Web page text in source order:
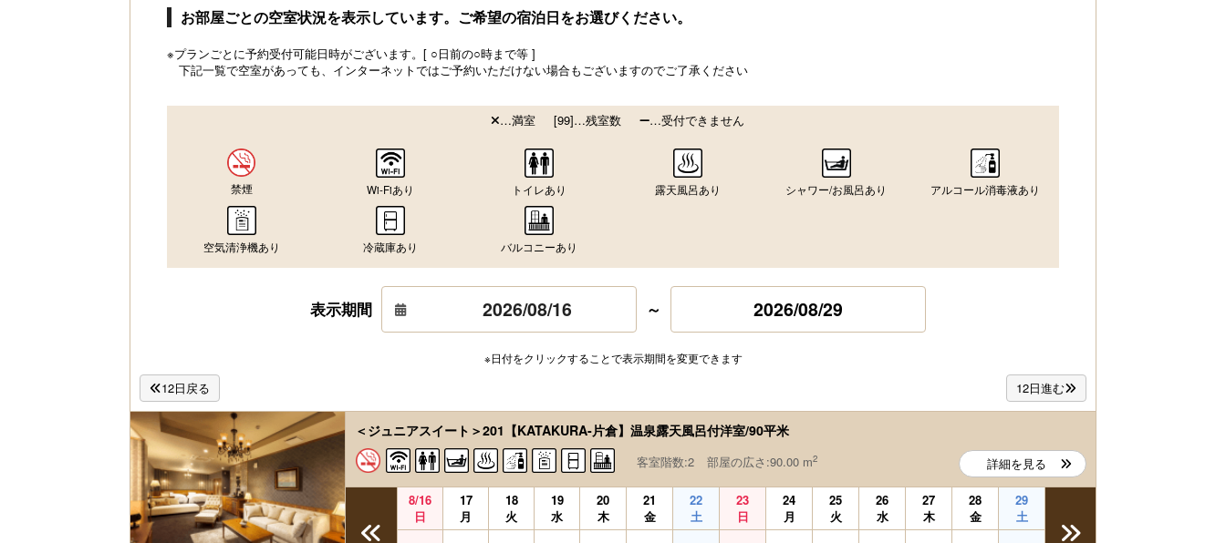
お部屋ごとの空室状況を表示しています。ご希望の宿泊日をお選びください。
※プランごとに予約受付可能日時がございます。[ ○日前の○時まで等 ]
下記一覧で空室があっても、インターネットではご予約いただけない場合もございますのでご了承ください
…満室 [99]…残室数 …受付できません
禁煙 Wi-Fiあり トイレあり 露天風呂あり シャワー/お風呂あり アルコール消毒液あり
空気清浄機あり 冷蔵庫あり バルコニーあり
表示期間 ～ 2026/08/29
※日付をクリックすることで表示期間を変更できます
12日戻る 12日進む
＜ジュニアスイート＞201【KATAKURA-片倉】温泉露天風呂付洋室/90平米
客室階数:2 部屋の広さ:90.00 m2 詳細を見る
8/16
日
17
月
18
火
19
水
20
木
21
金
22
土
23
日
24
月
25
火
26
水
27
木
28
金
29
土